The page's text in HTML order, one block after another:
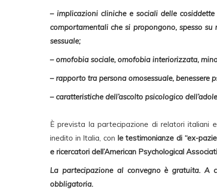
– implicazioni cliniche e sociali delle
comportamentali che si propongono, spesso su
sessuale;
– omofobia sociale, omofobia interiorizzata,
– rapporto tra persona omosessuale, benessere
– caratteristiche dell’ascolto psicologico
È prevista la partecipazione di relatori italiani
inedito in Italia, con le testimonianze di “ex-
e ricercatori dell’American Psychological
La partecipazione al convegno è gratuita. A
obbligatoria.